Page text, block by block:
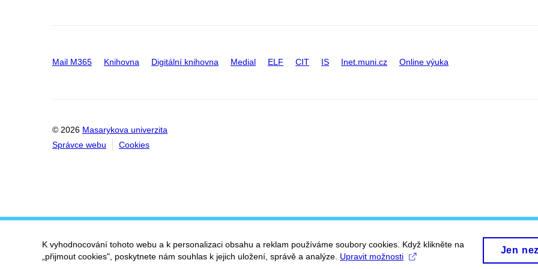
Mail M365 Knihovna Digitální knihovna Medial ELF CIT IS Inet.muni.cz Online výuka
© 2026 Masarykova univerzita
Správce webu
Cookies
K vyhodnocování tohoto webu a k personalizaci obsahu a reklam používáme soubory cookies. Když klikněte na
„přijmout cookies", poskytnete nám souhlas k jejich uložení, správě a analýze. Upravit možnosti
Jen